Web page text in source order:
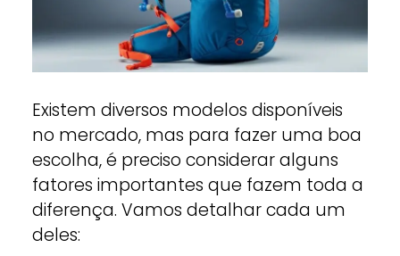
Existem diversos modelos disponíveis
no mercado, mas para fazer uma boa
escolha, é preciso considerar alguns
fatores importantes que fazem toda a
diferença. Vamos detalhar cada um
deles: